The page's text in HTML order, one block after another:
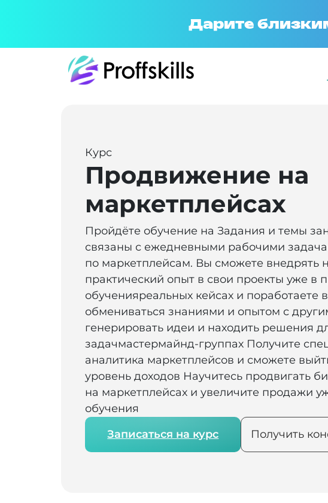
Дарите
Курс
Продвижение на
маркетплейсах
Пройдёте обучение на Задания и темы
связаны с ежедневными рабочими
по маркетплейсам. Вы сможете внедрять
практический опыт в свои проекты уже в
обученияреальных кейсах и поработаете
обмениваться знаниями и опытом с
генерировать идеи и находить решения
задачмастермайнд-группах Получите
аналитика маркетплейсов и сможете
уровень доходов Научитесь продвигать
на маркетплейсах и увеличите продажи
обучения
Записаться на курс
Получить